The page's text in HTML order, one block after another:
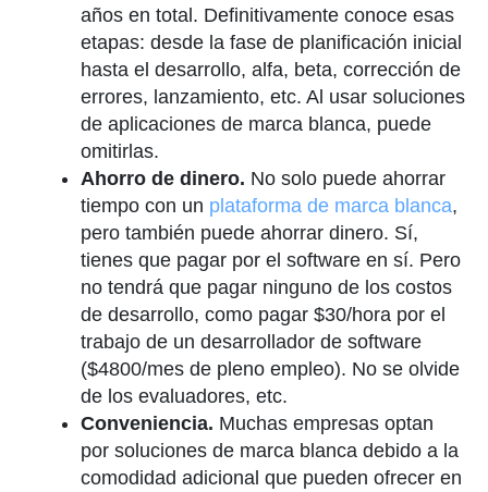
años en total. Definitivamente conoce esas
etapas: desde la fase de planificación inicial
hasta el desarrollo, alfa, beta, corrección de
errores, lanzamiento, etc. Al usar soluciones
de aplicaciones de marca blanca, puede
omitirlas.
Ahorro de dinero. No solo puede ahorrar
tiempo con un plataforma de marca blanca,
pero también puede ahorrar dinero. Sí,
tienes que pagar por el software en sí. Pero
no tendrá que pagar ninguno de los costos
de desarrollo, como pagar $30/hora por el
trabajo de un desarrollador de software
($4800/mes de pleno empleo). No se olvide
de los evaluadores, etc.
Conveniencia. Muchas empresas optan
por soluciones de marca blanca debido a la
comodidad adicional que pueden ofrecer en